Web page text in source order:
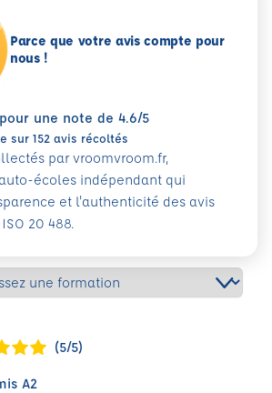
(5/5)
A2
Parce que votre avis compte pour
nous !
pour une note de 4.6/5
sur 152 avis récoltés
par vroomvroom.fr,
écoles indépendant qui
et l'authenticité des avis
20 488.